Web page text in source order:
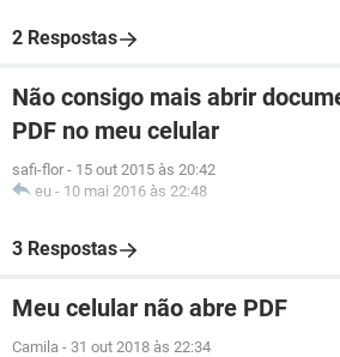
2 Respostas
Não consigo mais abrir
PDF no meu celular
safi-flor - 15 out 2015 às 20:42
eu - 10 mai 2016 às 22:48
3 Respostas
Meu celular não abre PDF
Camila - 31 out 2018 às 22:34